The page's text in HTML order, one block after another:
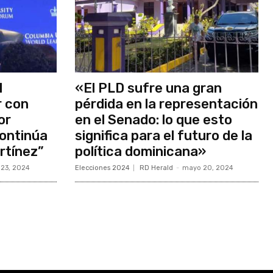
con
2024
«El PLD sufre una gran
pérdida en la representación
en el Senado: lo que esto
significa para el futuro de la
política dominicana»
Elecciones 2024 RD Herald - mayo 20, 2024